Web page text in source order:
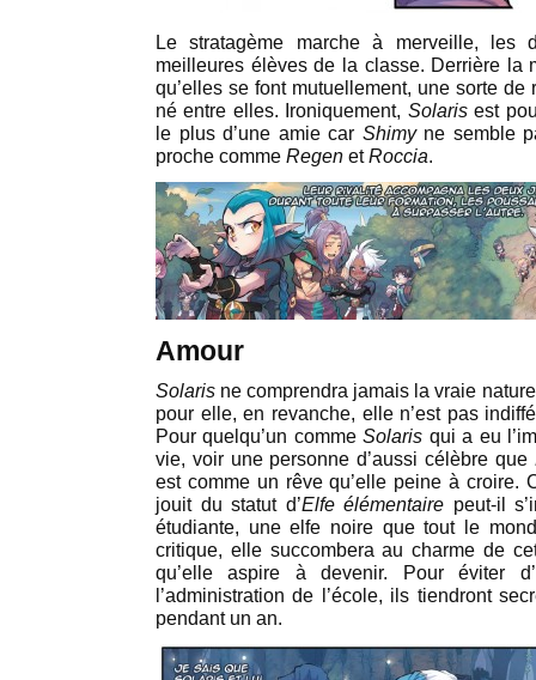
Le stratagème marche à merveille, les
meilleures élèves de la classe. Derrière la
qu’elles se font mutuellement, une sorte de
né entre elles. Ironiquement, Solarisest
le plus d’une amie car Shimyne semble
proche comme Regen etRoccia.
Amour
Solaris ne comprendra jamais la vraie
pour elle, en revanche, elle n’est pas
Pour quelqu’un commeSolaris qui a eu
vie, voir une personne d’aussi célèbre que
est comme un rêve qu’elle peine à croire.
jouit du statut d’Elfe élémentaire peut-il
étudiante, une elfe noire que tout le
critique, elle succombera au charme de
qu’elle aspire à devenir. Pour éviter
l’administration de l’école, ils tiendront
pendant un an.